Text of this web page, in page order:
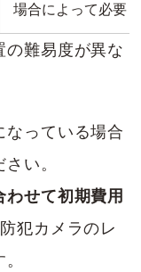
場合によって必要
の難易度が異な
なっている場合
い。
せて初期費用
犯カメラのレ